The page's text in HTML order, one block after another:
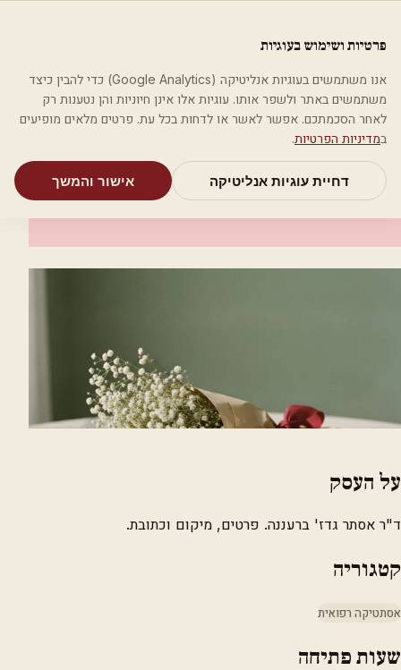
מאמריםקטגוריותחיפושאודות
בית קטגוריות אסתטיקה רפואית ד"ר אסתר גדז'
אסתטיקה רפואית
ד"ר אסתר גדז'
על העסק
ד"ר אסתר גדז' ברעננה. פרטים, מיקום וכתובת.
קטגוריה
אסתטיקה רפואית
שעות פתיחה
פרטיות ושימוש בעוגיות
אנו משתמשים בעוגיות אנליטיקה (Google Analytics) כדי להבין כיצד
משתמשים באתר ולשפר אותו. עוגיות אלו אינן חיוניות והן נטענות רק
לאחר הסכמתכם. אפשר לאשר או לדחות בכל עת. פרטים מלאים מופיעים
במדיניות הפרטיות.
דחיית עוגיות אנליטיקה אישור והמשך